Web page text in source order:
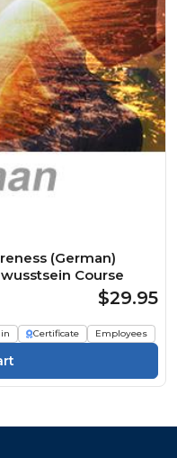
(German)
Course
$29.95
Certificate Employees